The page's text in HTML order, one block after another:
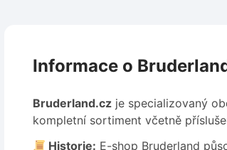
Informace o
Bruderland.cz je specializovaný
kompletní sortiment včetně
Historie: E-shop Bruderland